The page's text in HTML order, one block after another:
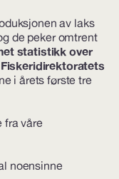
av laks
de peker omtrent
statistikk over
Fiskeridirektoratets
i årets første tre
fra våre
noensinne